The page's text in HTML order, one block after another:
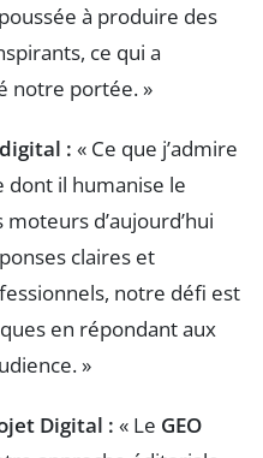
poussée à produire des
ce qui a
notre portée. »
: « Ce que j’admire
dont il humanise le
d’aujourd’hui
claires et
notre défi est
en répondant aux
»
Digital : « Le GEO